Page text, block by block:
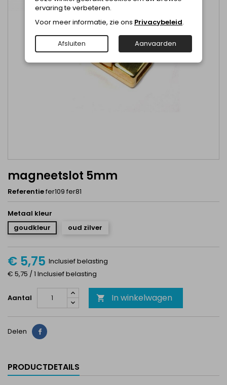
magneetslot 5mm
Referentiefer109 fer81
Metaal kleur
goudkleur
oud zilver
€ 5,75 Inclusief belasting
€ 5,75 / 1 Inclusief belasting
Aantal  In winkelwagen
Delen Delen
PRODUCTDETAILS
ervaring te verbeteren.
Voor meer informatie, zie ons Privacybeleid.
Afsluiten Aanvaarden